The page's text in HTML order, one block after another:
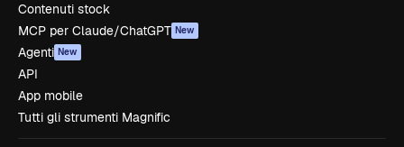
Contenuti stock
MCP per Claude/ChatGPT New
Agenti New
API
App mobile
Tutti gli strumenti Magnific